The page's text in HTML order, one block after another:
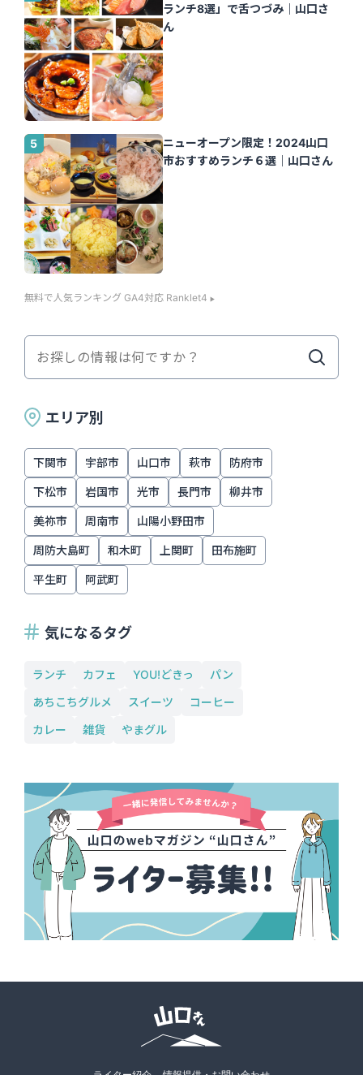
ランチ8選」で舌つづみ｜山口さ
ん
ニューオープン限定！2024山口
市おすすめランチ６選｜山口さん
無料で人気ランキング GA4対応 Ranklet4
エリア別
下関市 宇部市 山口市 萩市 防府市
下松市 岩国市 光市 長門市 柳井市
美祢市 周南市 山陽小野田市
周防大島町 和木町 上関町 田布施町
平生町 阿武町
気になるタグ
ランチ カフェ YOU!どきっ
パン
あちこちグルメ
スイーツ
コーヒー
カレー
雑貨 やまグル